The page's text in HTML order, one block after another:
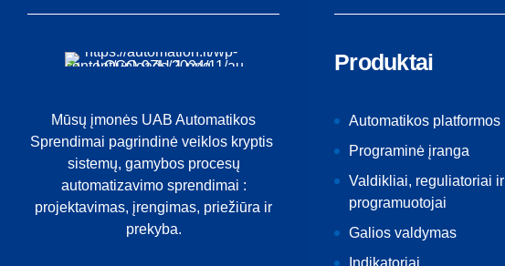
Mūsų įmonės UAB Automatikos
Sprendimai pagrindinė veiklos kryptis
sistemų, gamybos procesų
automatizavimo sprendimai :
projektavimas, įrengimas, priežiūra ir
prekyba.
Produktai
Automatikos platformos
Programinė įranga
Valdikliai, reguliatoriai ir
programuotojai
Galios valdymas
Indikatoriai